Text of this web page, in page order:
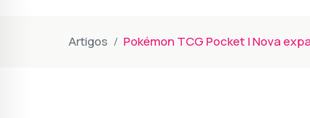
Artigos Pokémon TCG Pocket | Nova